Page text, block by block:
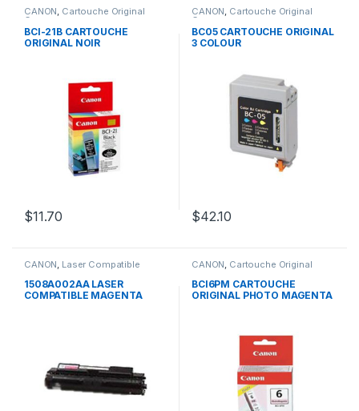
CANON, Cartouche Original
Canon
BCI-21B CARTOUCHE
ORIGINAL NOIR
$11.70
CANON, Cartouche Original
Canon
BC05 CARTOUCHE ORIGINAL
3 COLOUR
$42.10
CANON, Laser Compatible
1508A002AA LASER
COMPATIBLE MAGENTA
CANON, Cartouche Original
BCI6PM CARTOUCHE
ORIGINAL PHOTO MAGENTA